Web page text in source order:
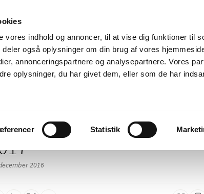
vores indhold og annoncer, til at vise dig funktioner til
også oplysninger om din brug af vores
annonceringspartnere og analysepartnere. Vores
oplysninger, du har givet dem, eller som de har
Statistik
Nyheder Om os Kontakt
Tilskud og
Apoteker og salg af
2016